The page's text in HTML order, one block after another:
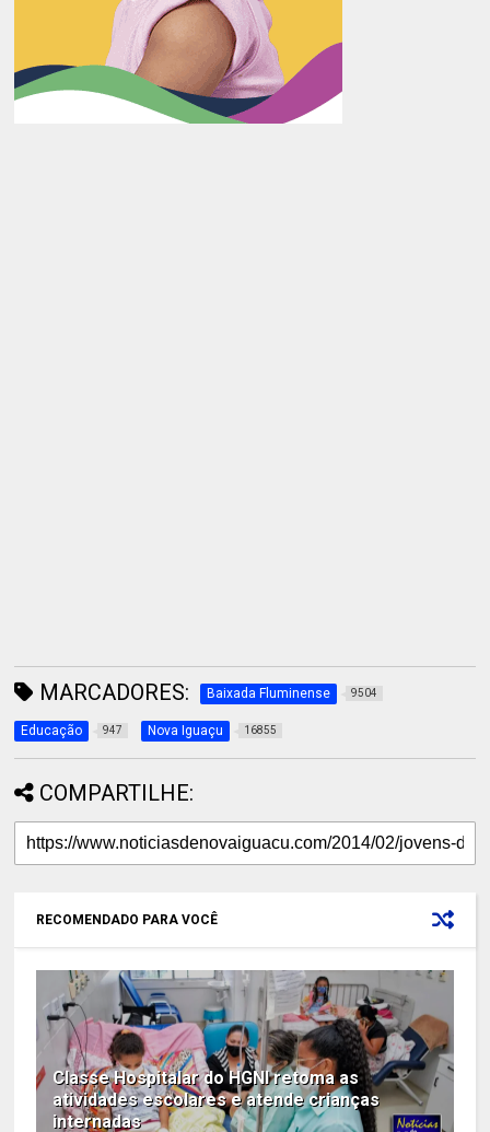
MARCADORES: Baixada Fluminense 9504
Educação 947 Nova Iguaçu 16855
COMPARTILHE:
RECOMENDADO PARA VOCÊ
Classe Hospitalar do HGNI retoma as
atividades escolares e atende crianças
internadas